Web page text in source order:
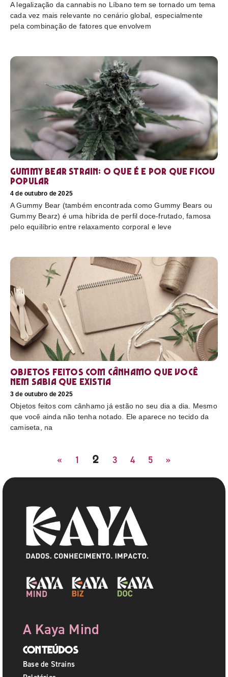
A legalização da cannabis no Líbano tem se tornado um tema
cada vez mais relevante no cenário global, especialmente
pela combinação de fatores que envolvem
Gummy Bear Strain: o que é e por que ficou
popular
4 de outubro de 2025
A Gummy Bear (também encontrada como Gummy Bears ou
Gummy Bearz) é uma híbrida de perfil doce-frutado, famosa
pelo equilíbrio entre relaxamento corporal e leve
Objetos feitos com cânhamo que você
nem sabia que existia
3 de outubro de 2025
Objetos feitos com cânhamo já estão no seu dia a dia. Mesmo
que você ainda não tenha notado. Ele aparece no tecido da
camiseta, na
« 1 2 3 4 5 »
A Kaya Mind
Conteúdos
Base de Strains